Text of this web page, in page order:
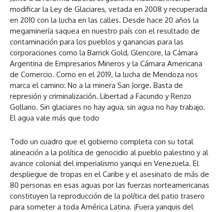
modificar la Ley de Glaciares, vetada en 2008 y recuperada
en 2010 con la lucha en las calles. Desde hace 20 años la
megaminería saquea en nuestro país con el resultado de
contaminación para los pueblos y ganancias para las
corporaciones como la Barrick Gold, Glencore, la Cámara
Argentina de Empresarios Mineros y la Cámara Americana
de Comercio. Como en el 2019, la lucha de Mendoza nos
marca el camino: No a la minera San Jorge. Basta de
represión y criminalización. Libertad a Facundo y Renzo
Gollano. Sin glaciares no hay agua, sin agua no hay trabajo.
El agua vale más que todo
Todo un cuadro que el gobierno completa con su total
alineación a la política de genocidio al pueblo palestino y al
avance colonial del imperialismo yanqui en Venezuela. El
despliegue de tropas en el Caribe y el asesinato de más de
80 personas en esas aguas por las fuerzas norteamericanas
constituyen la reproducción de la política del patio trasero
para someter a toda América Latina. ¡Fuera yanquis del